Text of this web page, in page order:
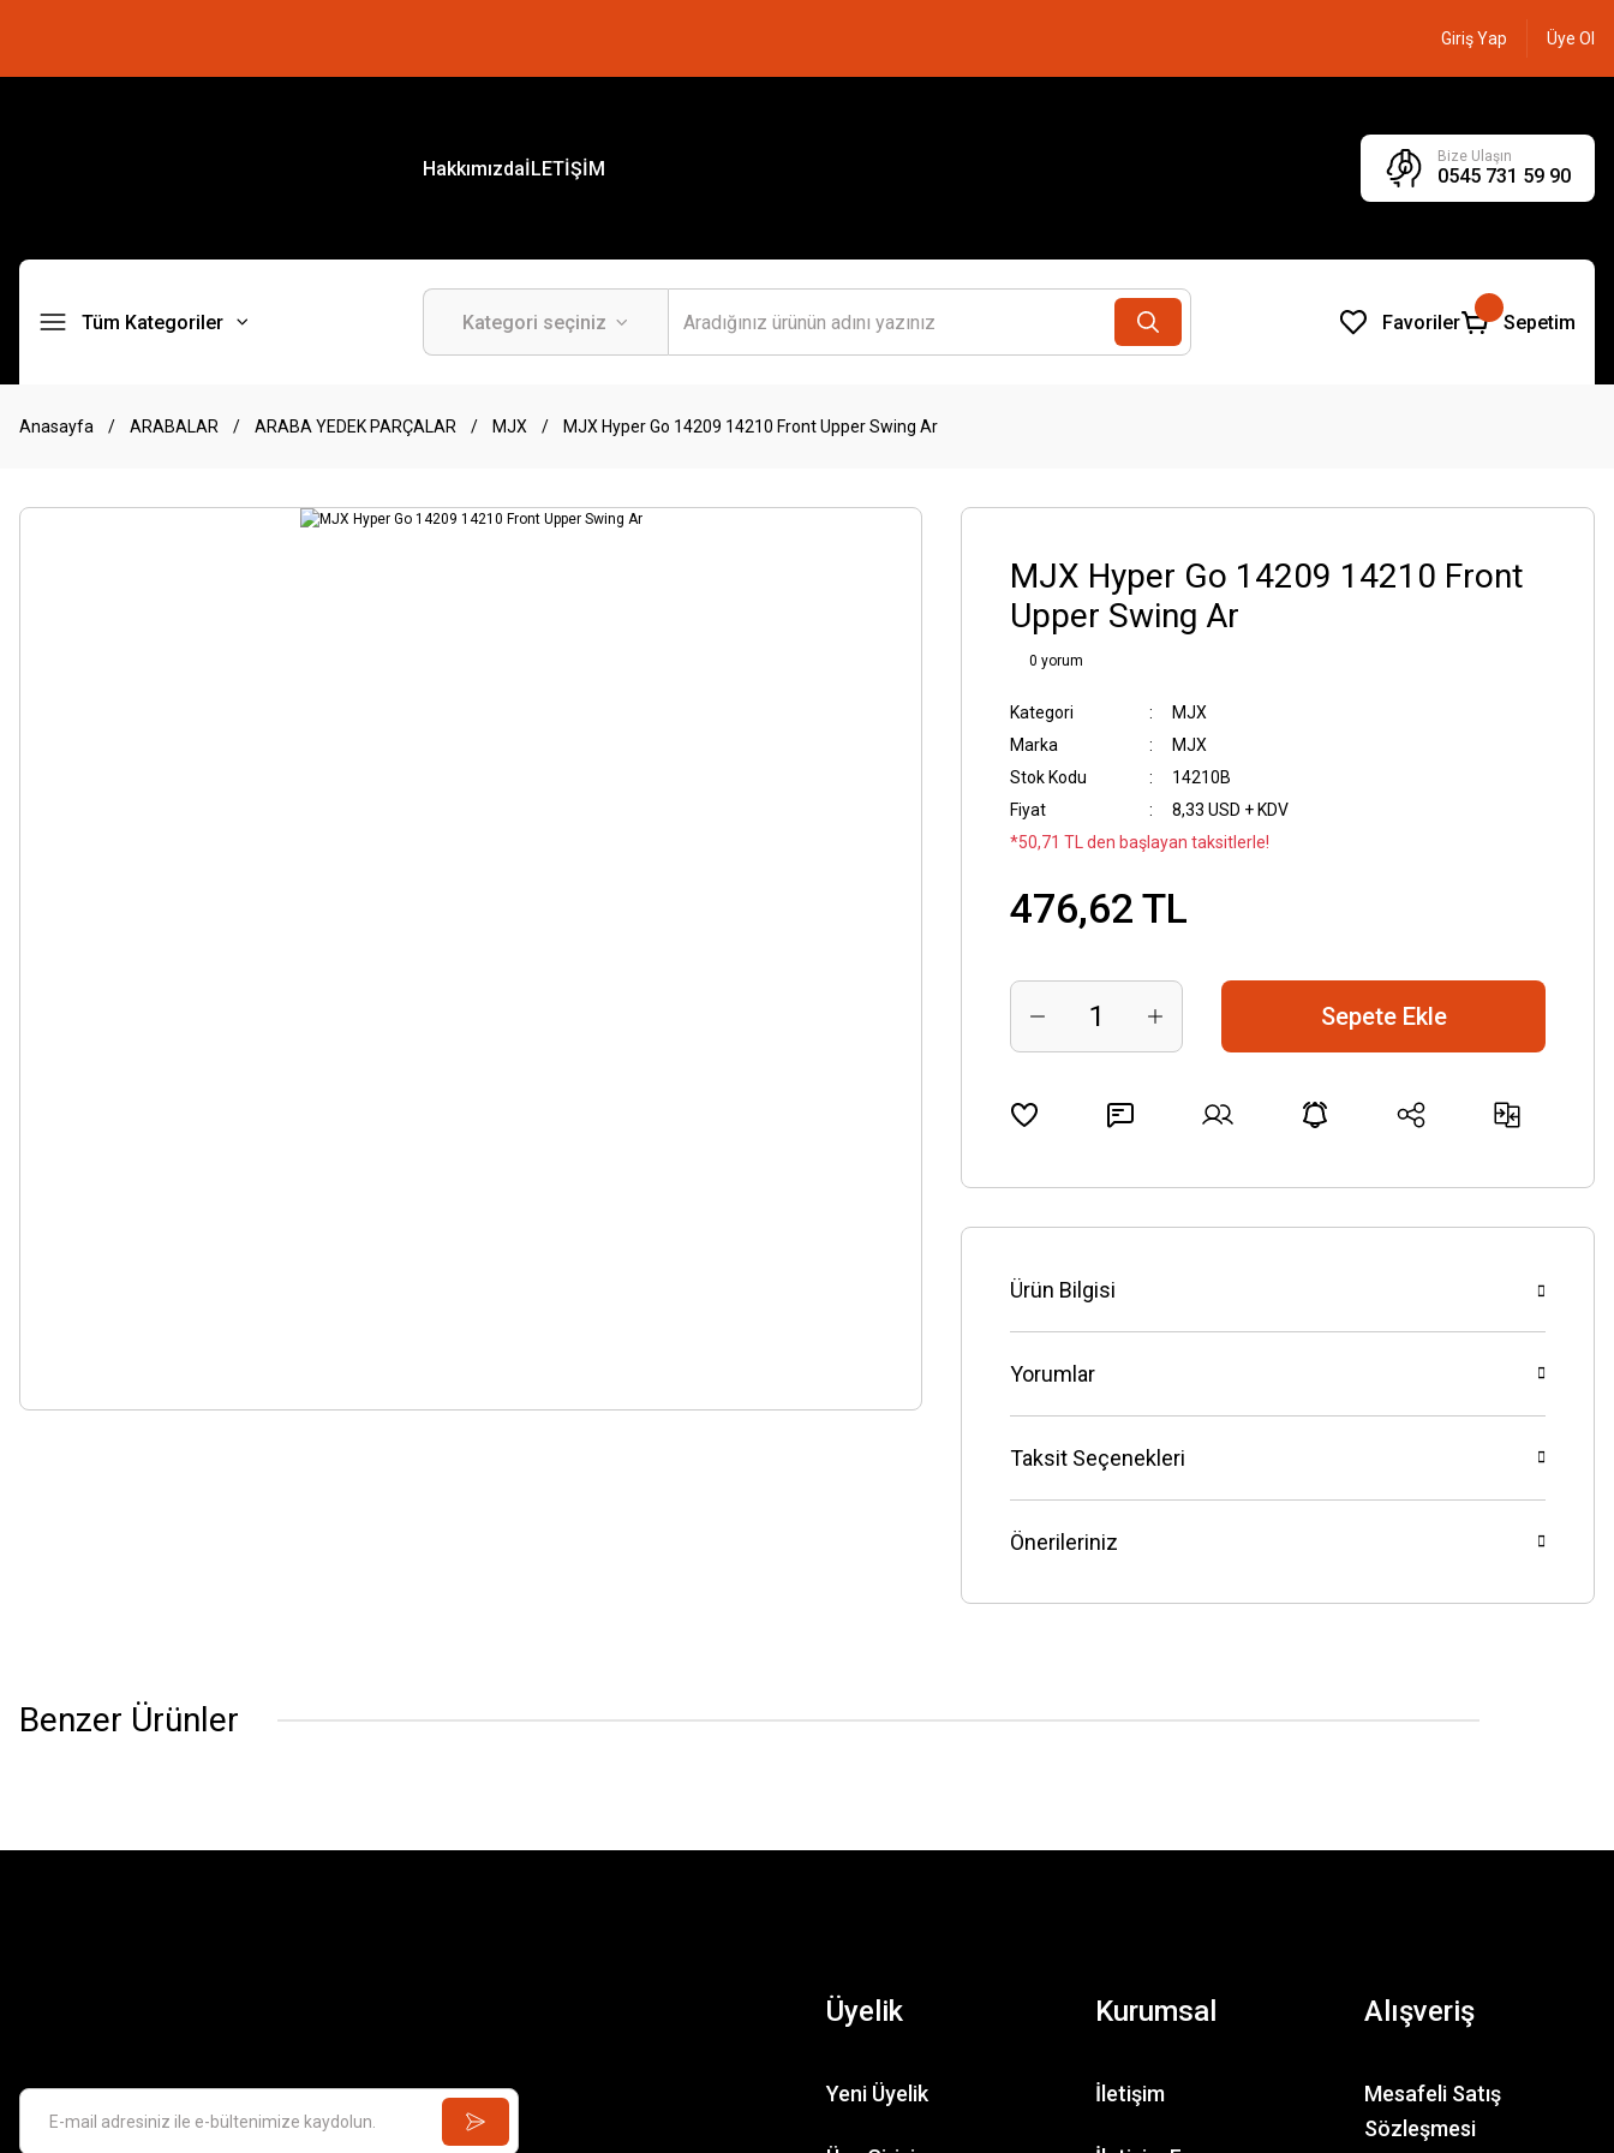
Giriş Yap Üye Ol
HakkımızdaİLETİŞİM
Bize Ulaşın
0545 731 59 90
Tüm Kategoriler Favoriler Sepetim
Anasayfa ARABALAR ARABA YEDEK PARÇALAR MJX MJX Hyper Go 14209 14210 Front Upper Swing Ar
MJX Hyper Go 14209 14210 Front
Upper Swing Ar
0 yorum
Kategori
MJX
Marka
MJX
Stok Kodu
14210B
Fiyat
8,33 USD + KDV
*50,71 TL den başlayan taksitlerle!
476,62 TL
Sepete Ekle
Ürün Bilgisi
Yorumlar
Taksit Seçenekleri
Önerileriniz
Benzer Ürünler
Üyelik
Yeni Üyelik
Kurumsal
İletişim
Alışveriş
Mesafeli Satış
Sözleşmesi